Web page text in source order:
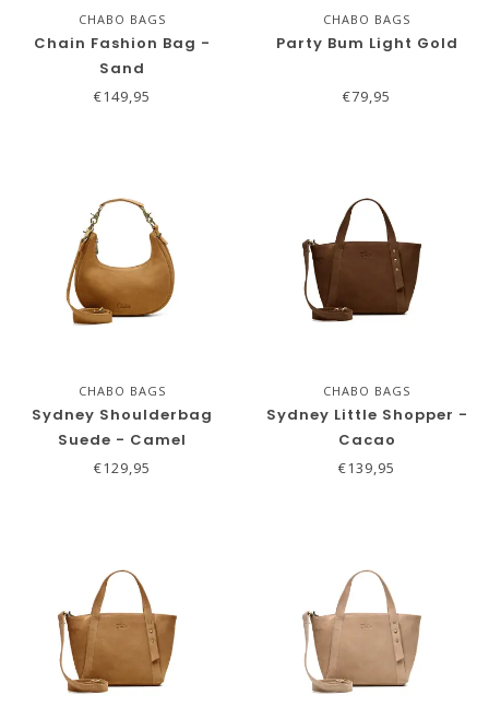
CHABO BAGS
Chain Fashion Bag -
Sand
€149,95
CHABO BAGS
Party Bum Light Gold
€79,95
CHABO BAGS
Sydney Shoulderbag
Suede - Camel
€129,95
CHABO BAGS
Sydney Little Shopper -
Cacao
€139,95